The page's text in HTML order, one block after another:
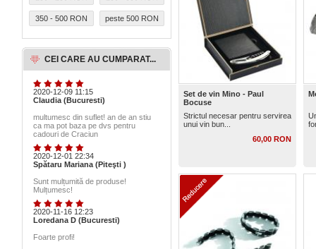
350 - 500 RON peste 500 RON
CEI CARE AU CUMPARAT...
2020-12-09 11:15
Claudia (Bucuresti)
multumesc din suflet! an de an stiu
ca ma pot baza pe dvs pentru
cadouri de Craciun
2020-12-01 22:34
Spătaru Mariana (Piteşti )
Sunt mulțumită de produse!
Mulțumesc!
2020-11-16 12:23
Loredana D (Bucuresti)
Foarte profi!
Set de vin Mino - Paul
Bocuse
Strictul necesar pentru servirea
unui vin bun...
60,00 RON